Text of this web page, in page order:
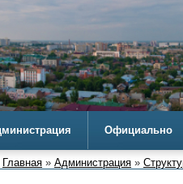
Официально
Главная » Администрация »